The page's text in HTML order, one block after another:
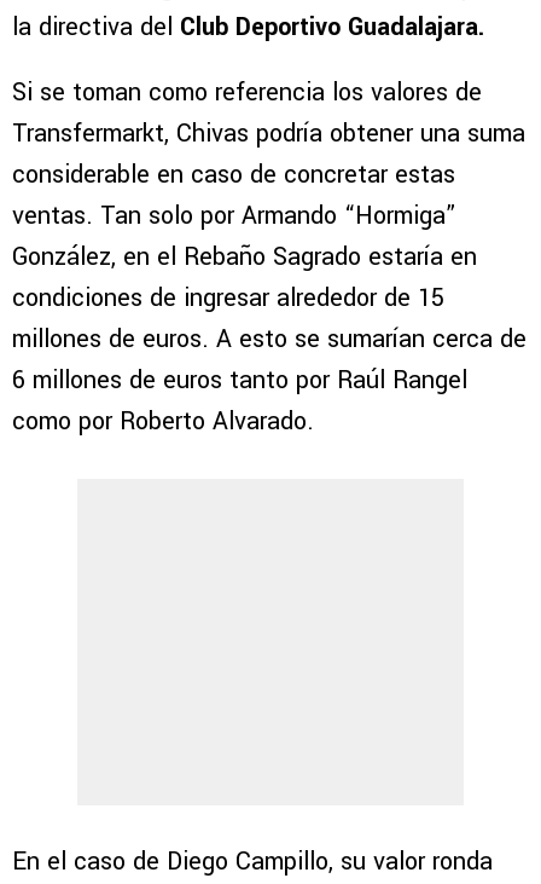
la directiva del Club Deportivo Guadalajara.
Si se toman como referencia los valores de
Transfermarkt, Chivas podría obtener una suma
considerable en caso de concretar estas
ventas. Tan solo por Armando “Hormiga”
González, en el Rebaño Sagrado estaría en
condiciones de ingresar alrededor de 15
millones de euros. A esto se sumarían cerca de
6 millones de euros tanto por Raúl Rangel
como por Roberto Alvarado.
En el caso de Diego Campillo, su valor ronda